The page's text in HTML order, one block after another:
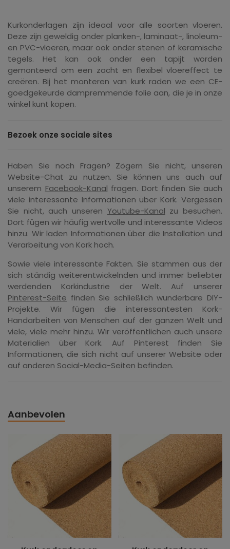
Kurkonderlagen zijn ideaal voor alle soorten vloeren.
Deze zijn geweldig onder planken-, laminaat-, linoleum-
en PVC-vloeren, maar ook onder stenen of keramische
tegels. Het kan ook onder een tapijt worden
gemonteerd om een zacht en flexibel vloereffect te
creëren. Bij het monteren van kurk raden we een CE-
goedgekeurde dampremmende folie aan, die je in onze
winkel kunt kopen.
Bezoek onze sociale sites
Haben Sie noch Fragen? Zögern Sie nicht, unseren
Website-Chat zu nutzen. Sie können uns auch auf
unserem Facebook-Kanal fragen. Dort finden Sie auch
viele interessante Informationen über Kork. Vergessen
Sie nicht, auch unseren Youtube-Kanal zu besuchen.
Dort fügen wir häufig wertvolle und interessante Videos
hinzu. Wir laden Informationen über die Installation und
Verarbeitung von Kork hoch.
Sowie viele interessante Fakten. Sie stammen aus der
sich ständig weiterentwickelnden und immer beliebter
werdenden Korkindustrie der Welt. Auf unserer
Pinterest-Seite finden Sie schließlich wunderbare DIY-
Projekte. Wir fügen die interessantesten Kork-
Handarbeiten von Menschen auf der ganzen Welt und
viele, viele mehr hinzu. Wir veröffentlichen auch unsere
Materialien über Kork. Auf Pinterest finden Sie
Informationen, die sich nicht auf unserer Website oder
auf anderen Social-Media-Seiten befinden.
Aanbevolen